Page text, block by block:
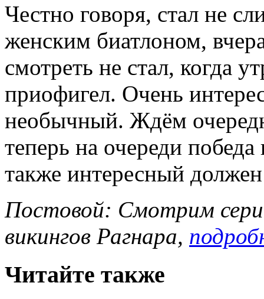
Честно говоря, стал не
женским биатлоном,
смотреть не стал, когда
приофигел. Очень
необычный. Ждём
теперь на очереди
также интересный
Постовой: Смотрим
викингов Рагнара,
Читайте также